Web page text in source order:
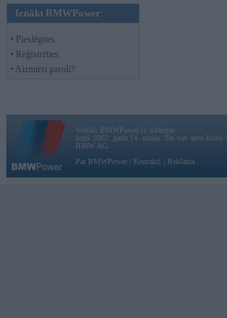
Ienākt BMWPower
• Pieslēgties
• Reģistrēties
• Aizmirsi paroli?
Vortāls BMWPower.lv darbojas
kopš 2002. gada 14. maija. Tas nav auto klubs
BMW AG.
Par BMWPower
Kontakti Reklāma